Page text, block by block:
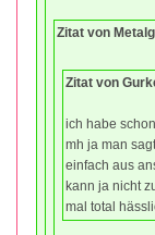
Zitat von
Zitat von
ich habe
mh ja man
einfach aus
kann ja nicht
mal total